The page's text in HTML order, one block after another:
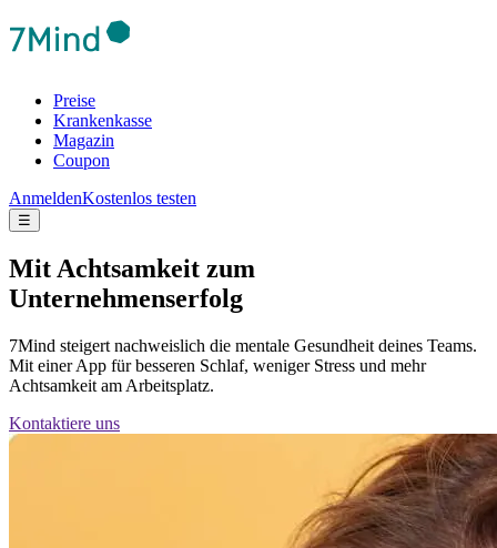
Preise
Krankenkasse
Magazin
Coupon
AnmeldenKostenlos testen
☰
Mit Achtsamkeit zum
Unternehmenserfolg
7Mind steigert nachweislich die mentale Gesundheit deines Teams.
Mit einer App für besseren Schlaf, weniger Stress und mehr
Achtsamkeit am Arbeitsplatz.
Kontaktiere uns